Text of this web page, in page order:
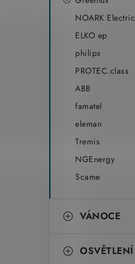
NOARK Electric
ELKO ep
philips
PROTEC.class
ABB
famatel
eleman
Tremis
NGEnergy
Scame
VÁNOCE
OSVĚTLENÍ